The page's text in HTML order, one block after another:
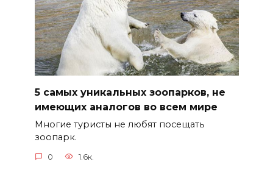
5 самых уникальных зоопарков, не
имеющих аналогов во всем мире
Многие туристы не любят посещать
зоопарк.
0 1.6к.